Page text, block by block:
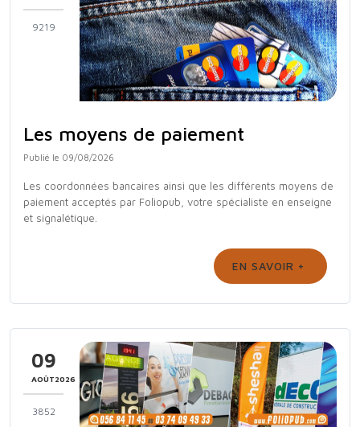
9219
Les moyens de paiement
Publié le 09/08/2026
Les coordonnées bancaires ainsi que les différents moyens de
paiement acceptés par Foliopub, votre spécialiste en enseigne
et signalétique.
EN SAVOIR +
09
AOÛT2026
3852